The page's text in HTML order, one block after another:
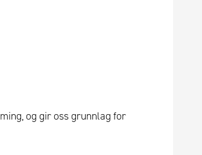
og gir oss grunnlag for